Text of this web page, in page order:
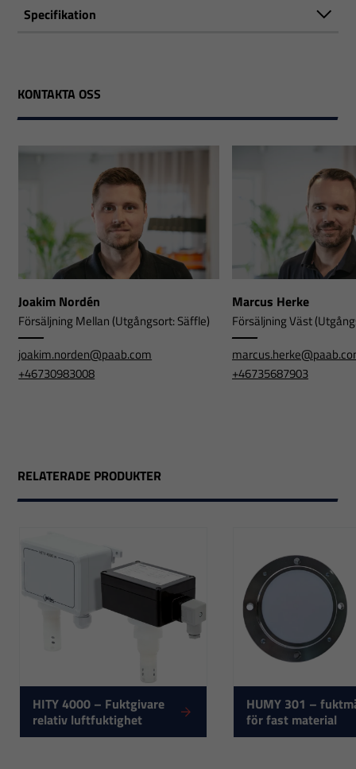
Specifikation
KONTAKTA OSS
Joakim Nordén
Försäljning Mellan (Utgångsort: Säffle)
joakim.norden@paab.com
+46730983008
Marcus Herke
Försäljning Väst
+46735687903
RELATERADE PRODUKTER
HITY 4000 – Fuktgivare
relativ luftfuktighet
HUMY 301 –
för fast material